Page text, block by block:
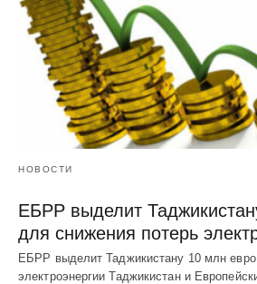
НОВОСТИ
ЕБРР выделит
для снижения потерь
ЕБРР выделит Таджикистану 10 млн
электроэнергии Таджикистан и